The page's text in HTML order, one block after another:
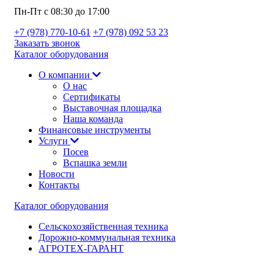
Пн-Пт с 08:30 до 17:00
+7 (978) 770-10-61 +7 (978) 092 53 23
Заказать звонок
Каталог оборудования
О компании
О нас
Сертификаты
Выставочная площадка
Наша команда
Финансовые инструменты
Услуги
Посев
Вспашка земли
Новости
Контакты
Каталог оборудования
Сельскохозяйственная техника
Дорожно-коммунальная техника
АГРОТЕХ-ГАРАНТ